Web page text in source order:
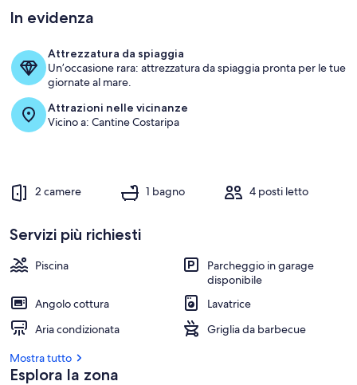
In evidenza
Attrezzatura da spiaggia
Un’occasione rara: attrezzatura da spiaggia pronta per le tue
giornate al mare.
Attrazioni nelle vicinanze
Vicino a: Cantine Costaripa
2 camere 1 bagno 4 posti letto
Servizi più richiesti
Piscina
Parcheggio in garage
disponibile
Angolo cottura
Lavatrice
Aria condizionata
Griglia da barbecue
Mostra tutto
Esplora la zona